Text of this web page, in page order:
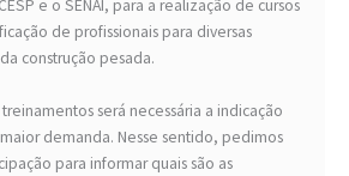
e o SENAI, para a realização de cursos
de profissionais para diversas
construção pesada.
será necessária a indicação
demanda. Nesse sentido, pedimos
para informar quais são as